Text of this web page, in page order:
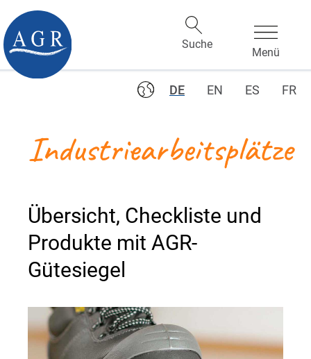
DE EN ES FR
Industriearbeitsplätze
Übersicht, Checkliste und
Produkte mit AGR-
Gütesiegel